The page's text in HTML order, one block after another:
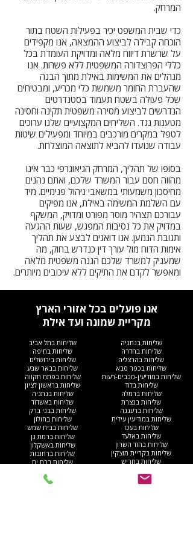
המרחק.
כדי שבית המשפט יכיר בפעילות השטח בתור
הוכחה קבילה לביצוע ההמצאה, אנו מקפידים
על שרשרת דיווח מלאה ומדויקת העומדת בכל
כללי הפרוצדורה המשפטית ללא פשרות. אנו
מנהלים את המשימות באילת מתוך הבנה
שהעברת החומר משמשת כלי מכריע, ומבטיחים
שכל פעולה בשטח תעמוד בסטנדרטים
הנדרשים לביצוע מסירה משפטית תקינה וחסינה
מטענות נגד. השליחים המקצועיים שלנו ערוכים
לטפל במקרים מורכבים במיוחד ומפעילים שיטות
עבודה שנועדו להביא לתוצאה המוצלחת.
בסופו של תהליך, המרחק הגיאוגרפי כבר אינו
מהווה חסם עבור המשרד שלכם, ואתם נהנים
מחיסכון משמעותי במשאבי ניהול פנימיים. מיד
עם השלמת המשימה באילת, אנו מפיקים
עבורכם תצהיר מוסר מפורט ומדויק, המשקף
במדויק את כל נסיבות המפגש, שעות ההגעה
ותגובת הנמען. אנו דואגים לבצע את תהליך
אימות הדוח מול עורך דין כנדרש בחוק, מה
שמעניק למשרד שלכם הגנה משפטית מלאה
ומאפשר לקדם את התיקים ללא עיכובים מיותרים.
אנו פועלים בכל אזורי הארץ
מקריית שמונה ועד אילת
שליחות בנתניה
שליחות בחדרה
שליחות בהרצליה
שליחות בכפר סבא
שליחות במודיעין-מכבים-רעות
שליחות בתל אביב
שליחות בחיפה
שליחות בירושלים
שליחות בבאר שבע
שליחות בפתח תקווה
שליחות בלוד
שליחות ברמלה
שליחות בנצרת
שליחות ברעננה
שליחות במודיעין עילית
שליחות בראשון לציון
שליחות בנתניה
שליחות באשדוד
שליחות בבני ברק
שליחות בחולון
שליחות בבית שמש
שליחות בעכו
שליחות באלעד
שליחות בהוד השרון
שליחות בקריית מוצקין
שליחות בחריש
שליחות ברמת גן
שליחות באשקלון
שליחות ברחובות
שליחות בבת ים
שליחות ברהט
שליחות בגוש דן
שליחות בעפולה
שליחות בנהריה